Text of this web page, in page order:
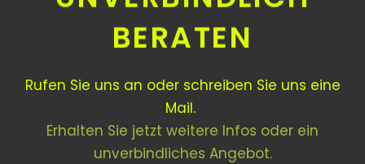
BERATEN
Rufen Sie uns an oder schreiben Sie uns eine
Mail.
Erhalten Sie jetzt weitere Infos oder ein
unverbindliches Angebot.